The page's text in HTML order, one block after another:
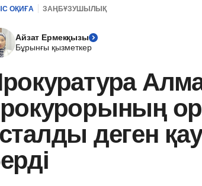
ОҚИҒА ЗАҢБҰЗУШЫЛЫҚ
Айзат Ермекқызы
Бұрынғы қызметкер
деген